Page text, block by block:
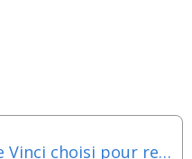
La Turballe - Le projet de Vinci choisi pour redonner vie au joyau de Pen Bron - Article février 2023